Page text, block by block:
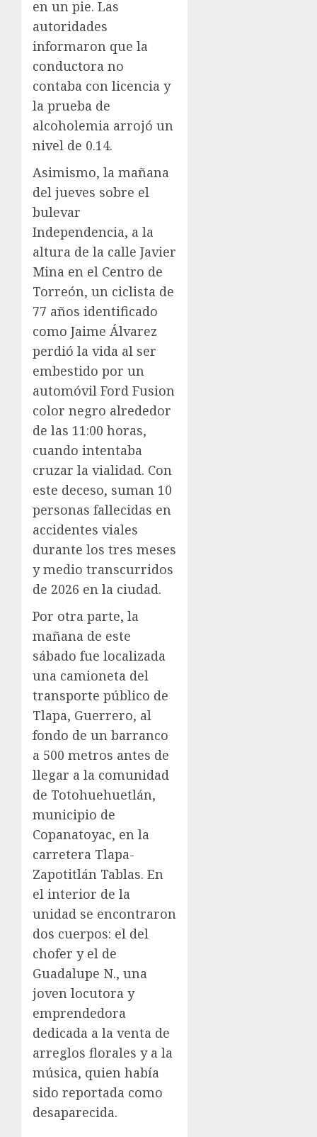
en un pie. Las
autoridades
informaron que la
conductora no
contaba con licencia y
la prueba de
alcoholemia arrojó un
nivel de 0.14.
Asimismo, la mañana
del jueves sobre el
bulevar
Independencia, a la
altura de la calle Javier
Mina en el Centro de
Torreón, un ciclista de
77 años identificado
como Jaime Álvarez
perdió la vida al ser
embestido por un
automóvil Ford Fusion
color negro alrededor
de las 11:00 horas,
cuando intentaba
cruzar la vialidad. Con
este deceso, suman 10
personas fallecidas en
accidentes viales
durante los tres meses
y medio transcurridos
de 2026 en la ciudad.
Por otra parte, la
mañana de este
sábado fue localizada
una camioneta del
transporte público de
Tlapa, Guerrero, al
fondo de un barranco
a 500 metros antes de
llegar a la comunidad
de Totohuehuetlán,
municipio de
Copanatoyac, en la
carretera Tlapa-
Zapotitlán Tablas. En
el interior de la
unidad se encontraron
dos cuerpos: el del
chofer y el de
Guadalupe N., una
joven locutora y
emprendedora
dedicada a la venta de
arreglos florales y a la
música, quien había
sido reportada como
desaparecida.